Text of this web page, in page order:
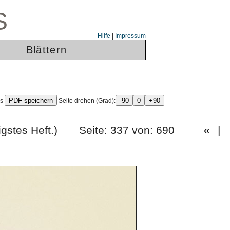
Hilfe Impressum
Blättern
Seite drehen (Grad):
Heft.) Seite: 337 von: 690 « |